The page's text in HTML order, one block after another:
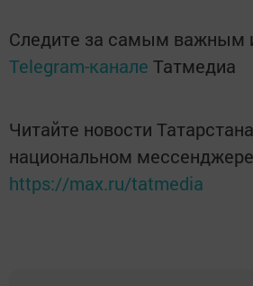
Следите за самым важным
Telegram-канале Татмедиа
Читайте новости
национальном
https://max.ru/tatmedia